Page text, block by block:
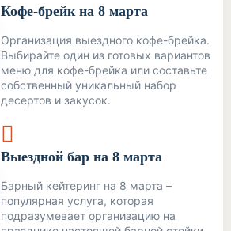
Кофе-брейк на 8 марта
Организация выездного кофе-брейка.
Выбирайте один из готовых вариантов
меню для кофе-брейка или составьте
собственный уникальный набор
десертов и закусок.
Выездной бар на 8 марта
Барный кейтеринг на 8 марта –
популярная услуга, которая
подразумевает организацию на